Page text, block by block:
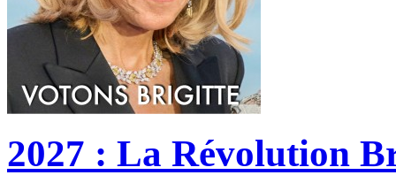
2027 : La Révolution